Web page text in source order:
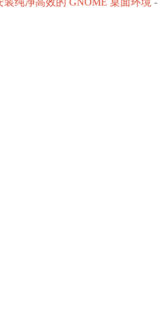
装纯净高效的 GNOME 桌面环境 -